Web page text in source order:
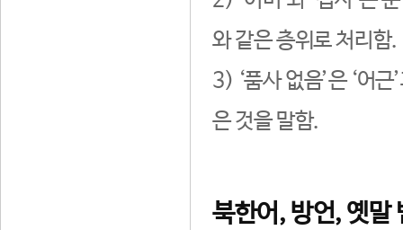
와 같은 층위로 처리함.
3) ‘품사 없음’은 ‘어
은 것을 말함.
북한어, 방언, 옛말